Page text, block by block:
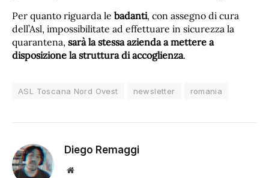
Per quanto riguarda le badanti, con assegno di cura
dell’Asl, impossibilitate ad effettuare in sicurezza la
quarantena, sarà la stessa azienda a mettere a
disposizione la struttura di accoglienza.
ASL Toscana Nord Ovest newsletter romania
Diego Remaggi
Sito